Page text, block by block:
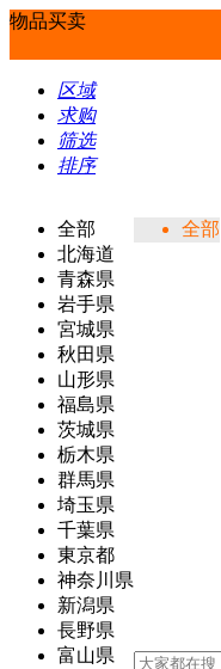
物品买卖
区域
求购
筛选
排序
全部
北海道
青森県
岩手県
宮城県
秋田県
山形県
福島県
茨城県
栃木県
群馬県
埼玉県
千葉県
東京都
神奈川県
新潟県
長野県
富山県
全部